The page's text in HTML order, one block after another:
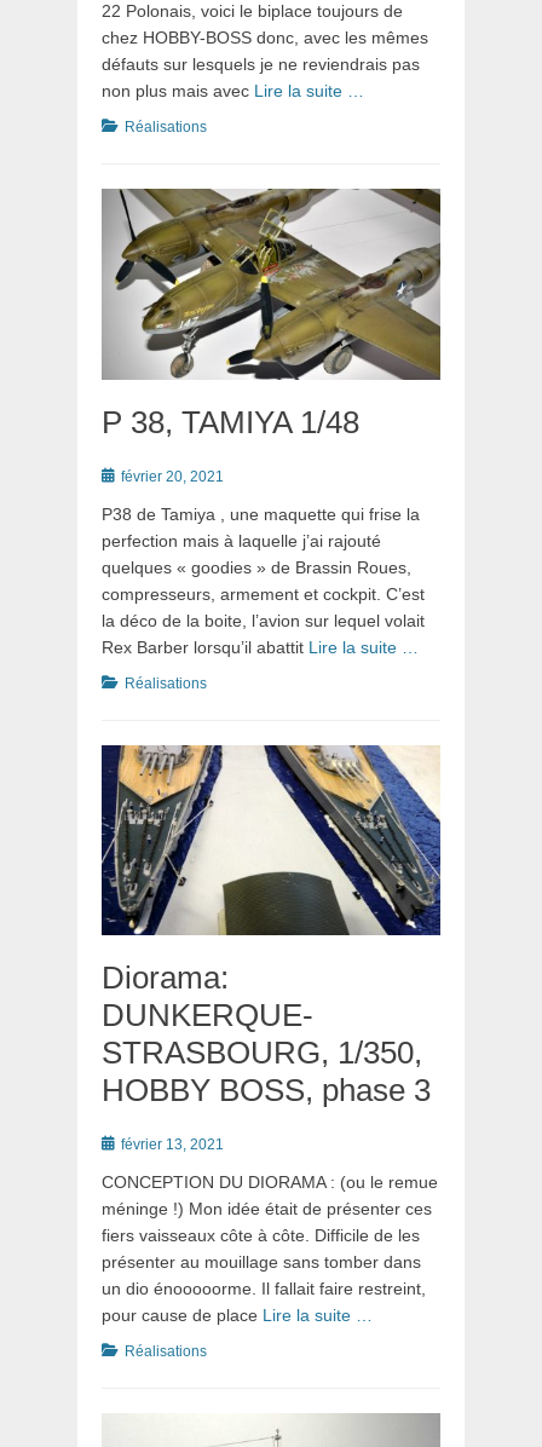
22 Polonais, voici le biplace toujours de
chez HOBBY-BOSS donc, avec les mêmes
défauts sur lesquels je ne reviendrais pas
non plus mais avec Lire la suite …
Catégories
Réalisations
P 38, TAMIYA 1/48
Postéfévrier 20, 2021
P38 de Tamiya , une maquette qui frise la
perfection mais à laquelle j’ai rajouté
quelques « goodies » de Brassin Roues,
compresseurs, armement et cockpit. C’est
la déco de la boite, l’avion sur lequel volait
Rex Barber lorsqu’il abattit Lire la suite …
Catégories
Réalisations
Diorama:
DUNKERQUE-
STRASBOURG, 1/350,
HOBBY BOSS, phase 3
Postéfévrier 13, 2021
CONCEPTION DU DIORAMA : (ou le remue
méninge !) Mon idée était de présenter ces
fiers vaisseaux côte à côte. Difficile de les
présenter au mouillage sans tomber dans
un dio énooooorme. Il fallait faire restreint,
pour cause de place Lire la suite …
Catégories
Réalisations